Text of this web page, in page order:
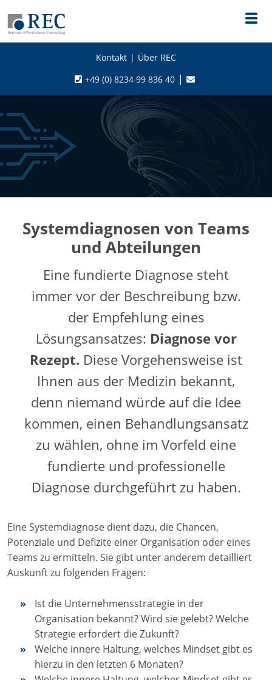
Kontakt
Über REC
+49 (0) 8234 99 836 40
Systemdiagnosen von Teams
und Abteilungen
Eine fundierte Diagnose steht
immer vor der Beschreibung bzw.
der Empfehlung eines
Lösungsansatzes: Diagnose vor
Rezept. Diese Vorgehensweise ist
Ihnen aus der Medizin bekannt,
denn niemand würde auf die Idee
kommen, einen Behandlungsansatz
zu wählen, ohne im Vorfeld eine
fundierte und professionelle
Diagnose durchgeführt zu haben.
Eine Systemdiagnose dient dazu, die Chancen,
Potenziale und Defizite einer Organisation oder eines
Teams zu ermitteln. Sie gibt unter anderem detailliert
Auskunft zu folgenden Fragen:
Ist die Unternehmensstrategie in der
Organisation bekannt? Wird sie gelebt? Welche
Strategie erfordert die Zukunft?
Welche innere Haltung, welches Mindset gibt es
hierzu in den letzten 6 Monaten?